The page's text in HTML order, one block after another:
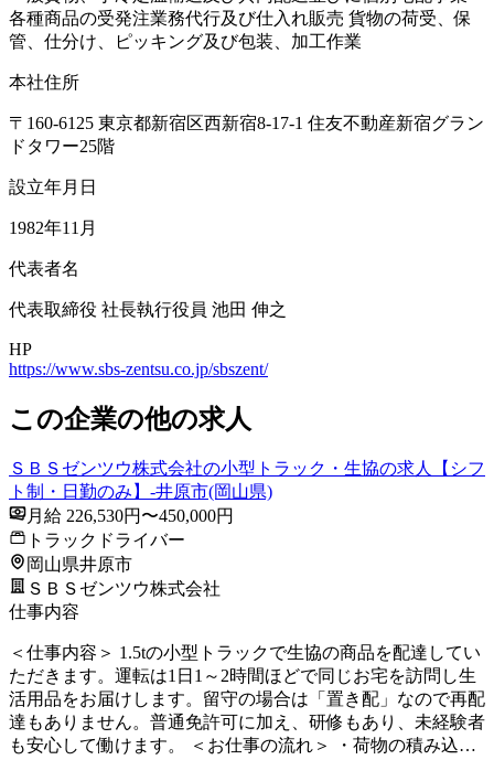
各種商品の受発注業務代行及び仕入れ販売 貨物の荷受、保
管、仕分け、ピッキング及び包装、加工作業
本社住所
〒160-6125 東京都新宿区西新宿8-17-1 住友不動産新宿グラン
ドタワー25階
設立年月日
1982年11月
代表者名
代表取締役 社長執行役員 池田 伸之
HP
https://www.sbs-zentsu.co.jp/sbszent/
この企業の他の求人
ＳＢＳゼンツウ株式会社の小型トラック・生協の求人【シフ
ト制・日勤のみ】-井原市(岡山県)
月給 226,530円〜450,000円
トラックドライバー
岡山県井原市
ＳＢＳゼンツウ株式会社
仕事内容
＜仕事内容＞ 1.5tの小型トラックで生協の商品を配達してい
ただきます。運転は1日1～2時間ほどで同じお宅を訪問し生
活用品をお届けします。留守の場合は「置き配」なので再配
達もありません。普通免許可に加え、研修もあり、未経験者
も安心して働けます。 ＜お仕事の流れ＞ ・荷物の積み込…